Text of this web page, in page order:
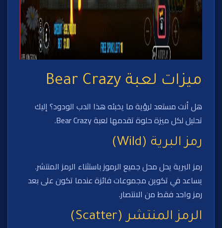
ميزات لعبة Bear Crazy
هل أنت مستعد لرؤية ما يخبئه هذا الدب الودود؟ إليك
تحليل لكل ميزة حلوة تقدمها لعبة Bear Crazy.
رمز البرية (Wild)
رمز البرية يحل محل جميع الرموز باستثناء الرمز المنتشر.
يساعد في تكوين مجموعات فائزة عندما تكون على بعد
رمز واحد فقط من الانتصار.
الرمز المنتشر (Scatter)